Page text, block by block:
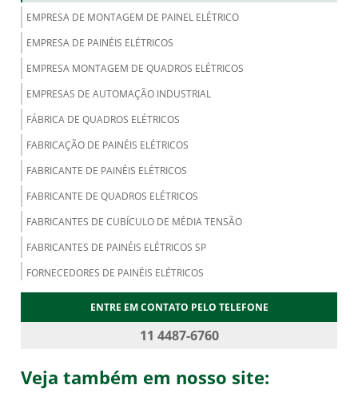
EMPRESA DE MONTAGEM DE PAINEL ELÉTRICO
EMPRESA DE PAINÉIS ELÉTRICOS
EMPRESA MONTAGEM DE QUADROS ELÉTRICOS
EMPRESAS DE AUTOMAÇÃO INDUSTRIAL
FÁBRICA DE QUADROS ELÉTRICOS
FABRICAÇÃO DE PAINÉIS ELÉTRICOS
FABRICANTE DE PAINÉIS ELÉTRICOS
FABRICANTE DE QUADROS ELÉTRICOS
FABRICANTES DE CUBÍCULO DE MÉDIA TENSÃO
FABRICANTES DE PAINÉIS ELÉTRICOS SP
FORNECEDORES DE PAINÉIS ELÉTRICOS
MONTAGEM DE PAINÉIS ELÉTRICOS
MONTAGEM DE QUADROS ELÉTRICOS
ENTRE EM CONTATO PELO TELEFONE
11 4487-6760
Veja também em nosso site: